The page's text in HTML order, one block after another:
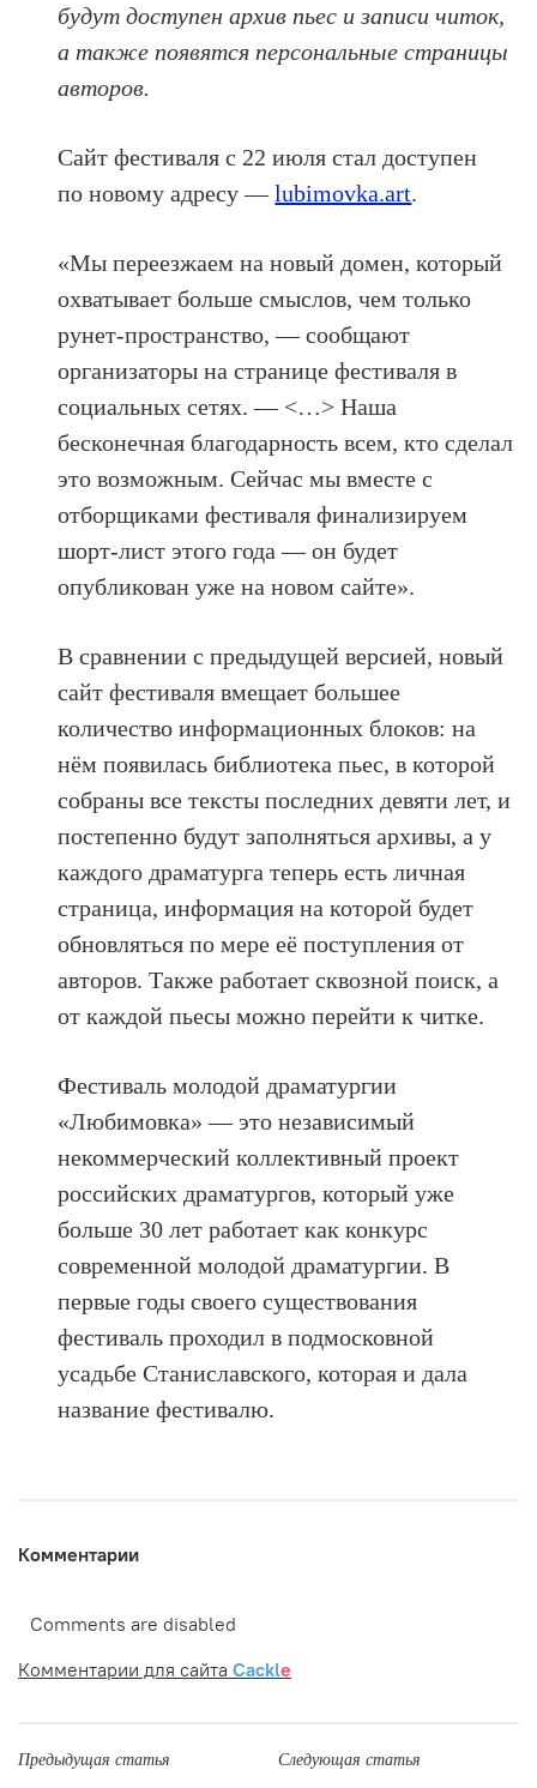
будут доступен архив пьес и записи читок,
а также появятся персональные страницы
авторов.
Сайт фестиваля с 22 июля стал доступен
по новому адресу —lubimovka.art.
«Мы переезжаем на новый домен, который
охватывает больше смыслов, чем только
рунет-пространство, — сообщают
организаторы на странице фестиваля в
социальных сетях. — <…> Наша
бесконечная благодарность всем, кто сделал
это возможным. Сейчас мы вместе с
отборщиками фестиваля финализируем
шорт-лист этого года — он будет
опубликован уже на новом сайте».
В сравнении с предыдущей версией, новый
сайт фестиваля вмещает большее
количество информационных блоков: на
нём появилась библиотека пьес, в которой
собраны все тексты последних девяти лет, и
постепенно будут заполняться архивы, а у
каждого драматурга теперь есть личная
страница, информация на которой будет
обновляться по мере её поступления от
авторов. Также работает сквозной поиск, а
от каждой пьесы можно перейти к читке.
Фестиваль молодой драматургии
«Любимовка» — это независимый
некоммерческий коллективный проект
российских драматургов, который уже
больше 30 лет работает как конкурс
современной молодой драматургии. В
первые годы своего существования
фестиваль проходил в подмосковной
усадьбе Станиславского, которая и дала
название фестивалю.
Комментарии
Comments are disabled
Комментарии для сайта Cackle
Предыдущая статья Следующая статья